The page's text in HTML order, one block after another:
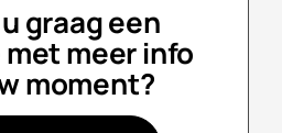
graag een
meer info
moment?